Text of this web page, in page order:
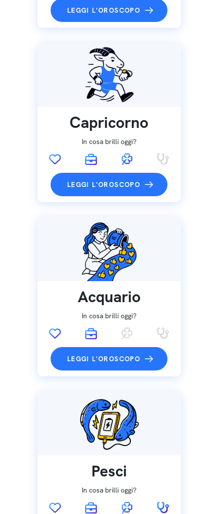
LEGGI L'OROSCOPO
Capricorno
In cosa brilli oggi?
LEGGI L'OROSCOPO
Acquario
In cosa brilli oggi?
LEGGI L'OROSCOPO
Pesci
In cosa brilli oggi?